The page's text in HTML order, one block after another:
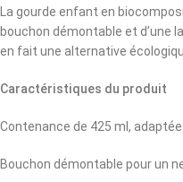
La gourde enfant en
bouchon démontable et d’une
en fait une alternative
Caractéristiques du produit
Contenance de 425 ml,
Bouchon démontable pour un